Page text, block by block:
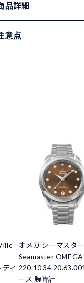
品詳細
意点
ィ
オメガ シーマスター
Seamaster OMEGA
ース 腕時計